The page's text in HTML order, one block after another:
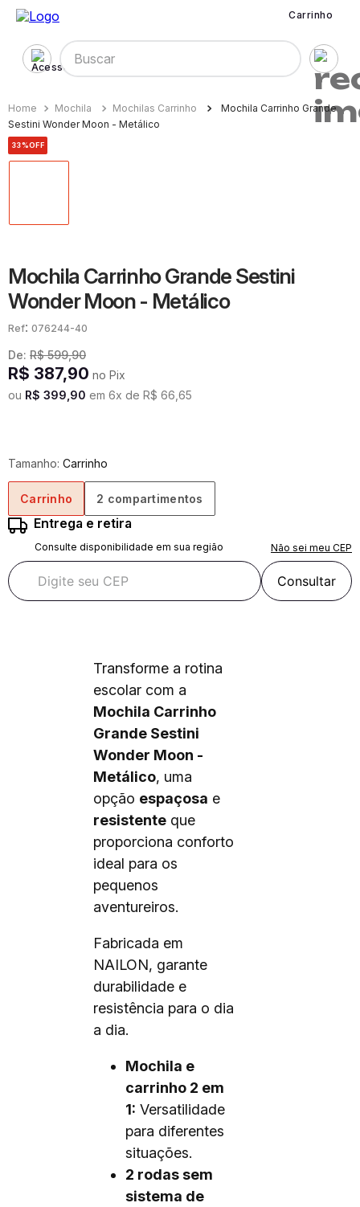
Carrinho
Buscar
Mochila Mochilas Carrinho
Mochila Carrinho Grande
Sestini Wonder Moon - Metálico
33%OFF
Mochila Carrinho Grande Sestini
Wonder Moon - Metálico
: 076244-40
De: R$ 599,90
R$ 387,90 no Pix
ou R$ 399 90 em 6x de R$ 66 65
Tamanho: Carrinho
Carrinho 2 compartimentos
Entrega e retira
Consulte disponibilidade em sua região Não sei meu CEP
Consultar
Transforme a rotina
escolar com a
Mochila Carrinho
Grande Sestini
Wonder Moon -
Metálico, uma
opção espaçosa e
resistente que
proporciona conforto
ideal para os
pequenos
aventureiros.
Fabricada em
NAILON, garante
durabilidade e
resistência para o dia
a dia.
Mochila e
carrinho 2 em
1: Versatilidade
para diferentes
situações.
2 rodas sem
sistema de